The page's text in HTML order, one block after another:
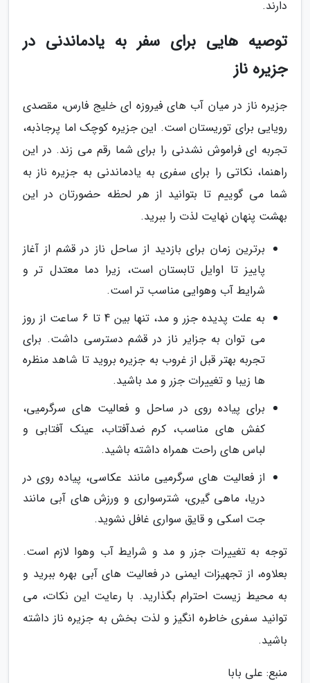
دارند.
توصیه هایی برای سفر به یادماندنی در
جزیره ناز
جزیره ناز در میان آب های فیروزه ای خلیج فارس، مقصدی
رویایی برای توریستان است. این جزیره کوچک اما پرجاذبه،
تجربه ای فراموش نشدنی را برای شما رقم می زند. در این
راهنما، نکاتی را برای سفری به یادماندنی به جزیره ناز به
شما می گوییم تا بتوانید از هر لحظه حضورتان در این
بهشت پنهان نهایت لذت را ببرید.
برترین زمان برای بازدید از ساحل ناز در قشم از آغاز
پاییز تا اوایل تابستان است، زیرا دما معتدل تر و
شرایط آب وهوایی مناسب تر است.
به علت پدیده جزر و مد، تنها بین 4 تا 6 ساعت از روز
می توان به جزایر ناز در قشم دسترسی داشت. برای
تجربه بهتر قبل از غروب به جزیره بروید تا شاهد منظره
ها زیبا و تغییرات جزر و مد باشید.
برای پیاده روی در ساحل و فعالیت های سرگرمیی،
کفش های مناسب، کرم ضدآفتاب، عینک آفتابی و
لباس های راحت همراه داشته باشید.
از فعالیت های سرگرمیی مانند عکاسی، پیاده روی در
دریا، ماهی گیری، شترسواری و ورزش های آبی مانند
جت اسکی و قایق سواری غافل نشوید.
توجه به تغییرات جزر و مد و شرایط آب وهوا لازم است.
بعلاوه، از تجهیزات ایمنی در فعالیت های آبی بهره ببرید و
به محیط زیست احترام بگذارید. با رعایت این نکات، می
توانید سفری خاطره انگیز و لذت بخش به جزیره ناز داشته
باشید.
منبع: علی بابا